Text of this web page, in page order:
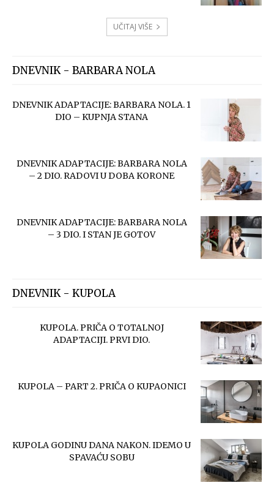
UČITAJ VIŠE
DNEVNIK - BARBARA NOLA
DNEVNIK ADAPTACIJE: BARBARA NOLA. 1
DIO – KUPNJA STANA
DNEVNIK ADAPTACIJE: BARBARA NOLA
– 2 DIO. RADOVI U DOBA KORONE
DNEVNIK ADAPTACIJE: BARBARA NOLA
– 3 DIO. I STAN JE GOTOV
DNEVNIK - KUPOLA
KUPOLA. PRIČA O TOTALNOJ
ADAPTACIJI. PRVI DIO.
KUPOLA – PART 2. PRIČA O KUPAONICI
KUPOLA GODINU DANA NAKON. IDEMO U
SPAVAĆU SOBU